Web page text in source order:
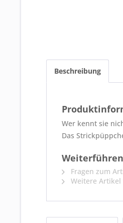
Beschreibung
Wer kennt sie
Das
Fragen zum
Weitere Artikel